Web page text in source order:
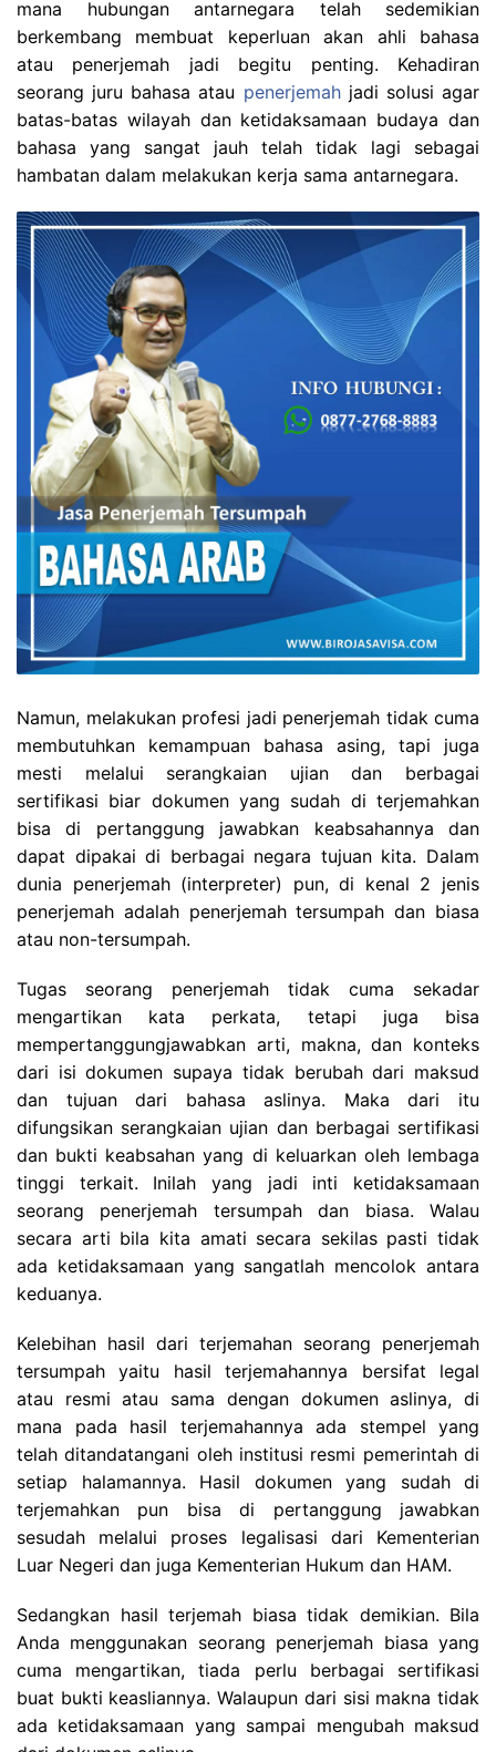
mana hubungan antarnegara telah sedemikian
berkembang membuat keperluan akan ahli bahasa
atau penerjemah jadi begitu penting. Kehadiran
seorang juru bahasa atau penerjemahjadi solusi agar
batas-batas wilayah dan ketidaksamaan budaya dan
bahasa yang sangat jauh telah tidak lagi sebagai
hambatan dalam melakukan kerja sama antarnegara.
Namun, melakukan profesi jadi penerjemah tidak cuma
membutuhkan kemampuan bahasa asing, tapi juga
mesti melalui serangkaian ujian dan berbagai
sertifikasi biar dokumen yang sudah di terjemahkan
bisa di pertanggung jawabkan keabsahannya dan
dapat dipakai di berbagai negara tujuan kita. Dalam
dunia penerjemah (interpreter) pun, di kenal 2 jenis
penerjemah adalah penerjemah tersumpah dan biasa
atau non-tersumpah.
Tugas seorang penerjemah tidak cuma sekadar
mengartikan kata perkata, tetapi juga bisa
mempertanggungjawabkan arti, makna, dan konteks
dari isi dokumen supaya tidak berubah dari maksud
dan tujuan dari bahasa aslinya. Maka dari itu
difungsikan serangkaian ujian dan berbagai sertifikasi
dan bukti keabsahan yang di keluarkan oleh lembaga
tinggi terkait. Inilah yang jadi inti ketidaksamaan
seorang penerjemah tersumpah dan biasa. Walau
secara arti bila kita amati secara sekilas pasti tidak
ada ketidaksamaan yang sangatlah mencolok antara
keduanya.
Kelebihan hasil dari terjemahan seorang penerjemah
tersumpah yaitu hasil terjemahannya bersifat legal
atau resmi atau sama dengan dokumen aslinya, di
mana pada hasil terjemahannya ada stempel yang
telah ditandatangani oleh institusi resmi pemerintah di
setiap halamannya. Hasil dokumen yang sudah di
terjemahkan pun bisa di pertanggung jawabkan
sesudah melalui proses legalisasi dari Kementerian
Luar Negeri dan juga Kementerian Hukum dan HAM.
Sedangkan hasil terjemah biasa tidak demikian. Bila
Anda menggunakan seorang penerjemah biasa yang
cuma mengartikan, tiada perlu berbagai sertifikasi
buat bukti keasliannya. Walaupun dari sisi makna tidak
ada ketidaksamaan yang sampai mengubah maksud